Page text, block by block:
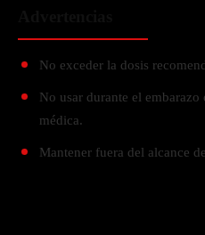
No exceder la dosis
No usar durante el
médica.
Mantener fuera del alcance